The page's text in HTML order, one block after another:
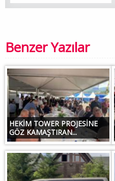
Benzer Yazılar
HEKİM TOWER PROJESİNE
GÖZ KAMAŞTIRAN...